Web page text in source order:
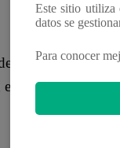
y presentó un
la plataforma
Este sitio utiliza
datos se
Para conocer